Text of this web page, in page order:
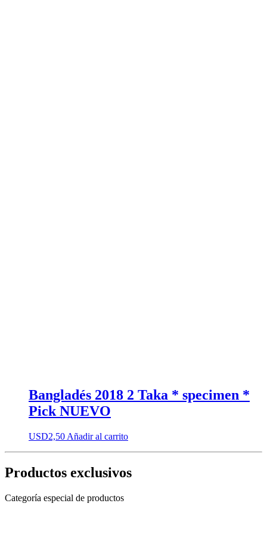
Bangladés 2018 2 Taka * specimen *
Pick NUEVO
USD2,50 Añadir al carrito
Productos exclusivos
Categoría especial de productos